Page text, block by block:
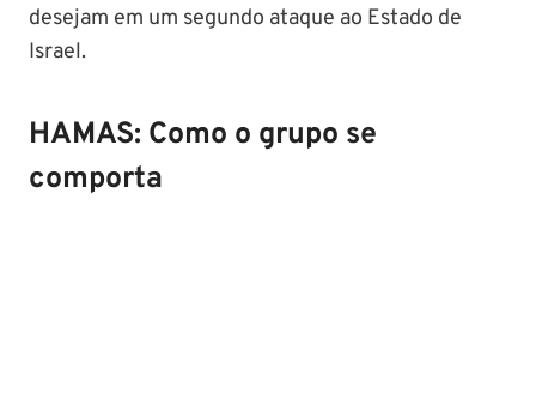
desejam em um segundo ataque ao Estado de
Israel.
HAMAS: Como o grupo se
comporta